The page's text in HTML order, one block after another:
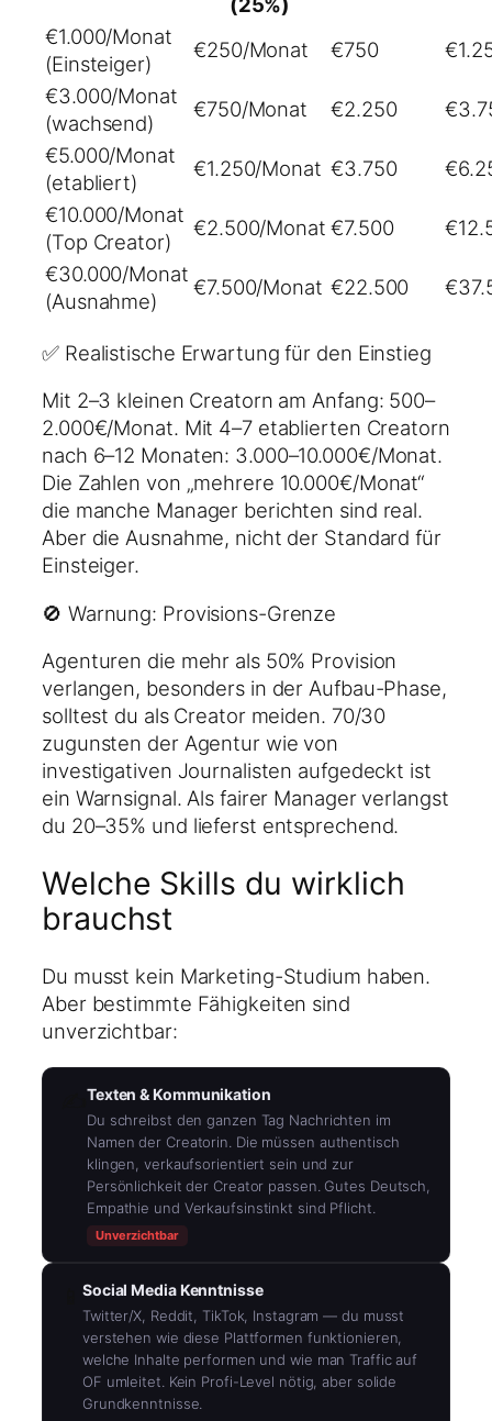
€1.000/Monat
(Einsteiger)
€250/Monat €750
€3.000/Monat
(wachsend)
€750/Monat €2.250
€5.000/Monat
(etabliert)
€1.250/Monat €3.750
€10.000/Monat
(Top Creator)
€2.500/Monat €7.500
€30.000/Monat
(Ausnahme)
€7.500/Monat €22.500
✅ Realistische Erwartung für den Einstieg
Mit 2–3 kleinen Creatorn am Anfang: 500–
2.000€/Monat. Mit 4–7 etablierten Creatorn
nach 6–12 Monaten: 3.000–10.000€/Monat.
Die Zahlen von „mehrere 10.000€/Monat“
die manche Manager berichten sind real.
Aber die Ausnahme, nicht der Standard für
Einsteiger.
🚫 Warnung: Provisions-Grenze
Agenturen die mehr als 50% Provision
verlangen, besonders in der Aufbau-Phase,
solltest du als Creator meiden. 70/30
zugunsten der Agentur wie von
investigativen Journalisten aufgedeckt ist
ein Warnsignal. Als fairer Manager verlangst
du 20–35% und lieferst entsprechend.
Welche Skills du wirklich
brauchst
Du musst kein Marketing-Studium haben.
Aber bestimmte Fähigkeiten sind
unverzichtbar:
Texten & Kommunikation
Du schreibst den ganzen Tag Nachrichten im
Namen der Creatorin. Die müssen authentisch
klingen, verkaufsorientiert sein und zur
Persönlichkeit der Creator passen. Gutes Deutsch,
Empathie und Verkaufsinstinkt sind Pflicht.
Unverzichtbar
Social Media Kenntnisse
Twitter/X, Reddit, TikTok, Instagram — du musst
verstehen wie diese Plattformen funktionieren,
welche Inhalte performen und wie man Traffic auf
OF umleitet. Kein Profi-Level nötig, aber solide
Grundkenntnisse.